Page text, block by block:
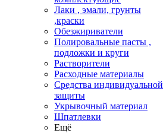
Лаки , эмали, грунты
,краски
Обезжириватели
Полировальные пасты ,
подложки и круги
Растворители
Расходные материалы
Средства индивидуальной
защиты
Укрывочный материал
Шпатлевки
Ещё